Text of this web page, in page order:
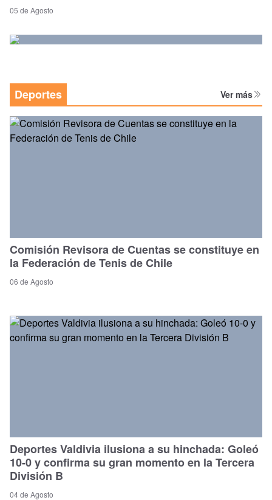
05 de Agosto
Deportes Ver más
Comisión Revisora de Cuentas se constituye en
la Federación de Tenis de Chile
06 de Agosto
Deportes Valdivia ilusiona a su hinchada: Goleó
10-0 y confirma su gran momento en la Tercera
División B
04 de Agosto